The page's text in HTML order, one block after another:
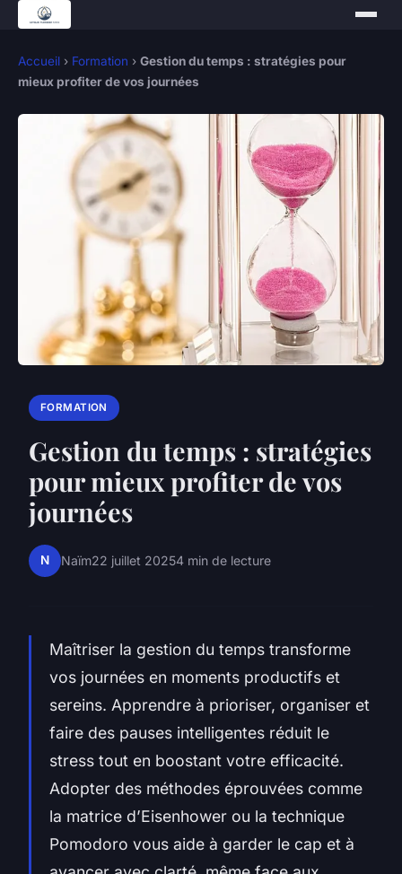
Accueil › Formation › Gestion du temps : stratégies pour
mieux profiter de vos journées
FORMATION
Gestion du temps : stratégies
pour mieux profiter de vos
journées
N Naïm22 juillet 20254 min de lecture
Maîtriser la gestion du temps transforme
vos journées en moments productifs et
sereins. Apprendre à prioriser, organiser et
faire des pauses intelligentes réduit le
stress tout en boostant votre efficacité.
Adopter des méthodes éprouvées comme
la matrice d’Eisenhower ou la technique
Pomodoro vous aide à garder le cap et à